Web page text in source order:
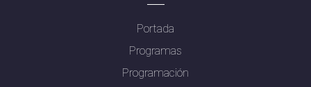
Portada
Programas
Programación